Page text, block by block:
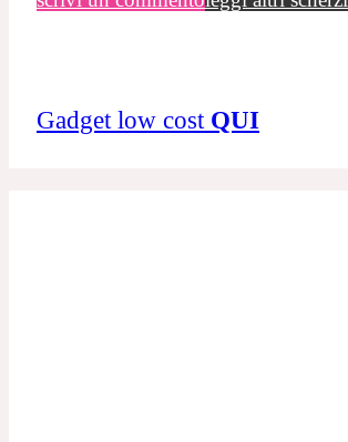
Gadget low cost QUI